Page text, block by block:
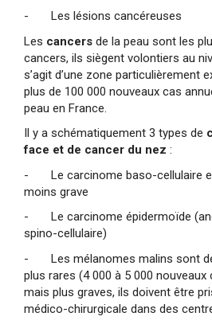
- Les lésions cancéreuses
Les cancers de la peau sont les
cancers, ils siègent volontiers au
s’agit d’une zone particulièrement
plus de 100 000 nouveaux cas
peau en France.
Il y a schématiquement 3 types de
face et de cancer du nez :
- Le carcinome baso-cellulaire
moins grave
- Le carcinome épidermoïde
spino-cellulaire)
- Les mélanomes malins sont
plus rares (4 000 à 5 000 nouveaux
mais plus graves, ils doivent être
médico-chirurgicale dans des